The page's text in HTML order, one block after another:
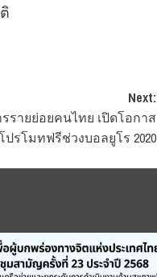
Next:
รายย่อยคนไทย เปิดโอกาส
ปรโมทฟรีช่วงบอลยูโร 2020